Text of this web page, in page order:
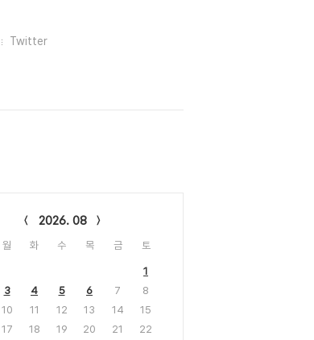
Twitter
2026. 08
월 화 수 목 금 토
1
3 4 5 6 7
8
10 11 12 13 14
15
17 18 19 20 21
22